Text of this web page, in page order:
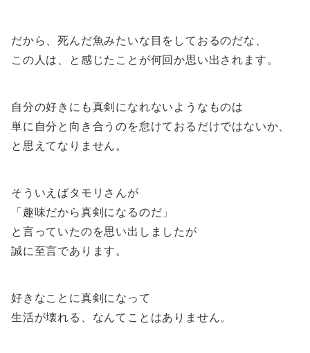
だから、死んだ魚みたいな目をしておるのだな、
この人は、と感じたことが何回か思い出されます。
自分の好きにも真剣になれないようなものは
単に自分と向き合うのを怠けておるだけではないか、
と思えてなりません。
そういえばタモリさんが
「趣味だから真剣になるのだ」
と言っていたのを思い出しましたが
誠に至言であります。
好きなことに真剣になって
生活が壊れる、なんてことはありません。